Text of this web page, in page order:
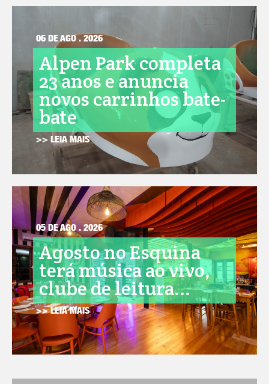
06 DE AGO . 2026
Alpen Park completa
23 anos e anuncia
novos carrinhos bate-
bate
>> LEIA MAIS
05 DE AGO . 2026
Agosto no Esquina
terá música ao vivo,
clube de leitura...
>> LEIA MAIS